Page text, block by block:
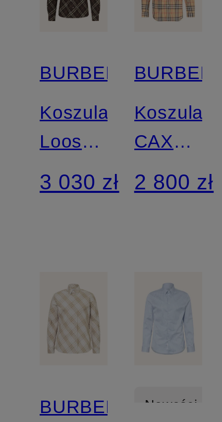
BURBERRY
Koszula
Loose
Fit
3 030 zł
Koszula
CAXTON
regular
fit
2 800 zł
BURBERRY
Nowości